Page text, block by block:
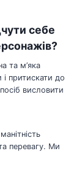
себе
та м’яка
притискати до
висловити
перевагу. Ми